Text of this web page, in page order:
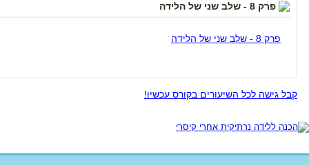
פרק 8 - שלב שני של הלידה
פרק 8 - שלב שני של הלידה
קבל גישה לכל השיעורים בקורס עכשיו!